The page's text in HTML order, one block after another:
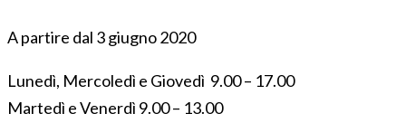
A partire dal 3 giugno 2020
Lunedì, Mercoledì e Giovedì 9.00 – 17.00
Martedì e Venerdì 9.00 – 13.00